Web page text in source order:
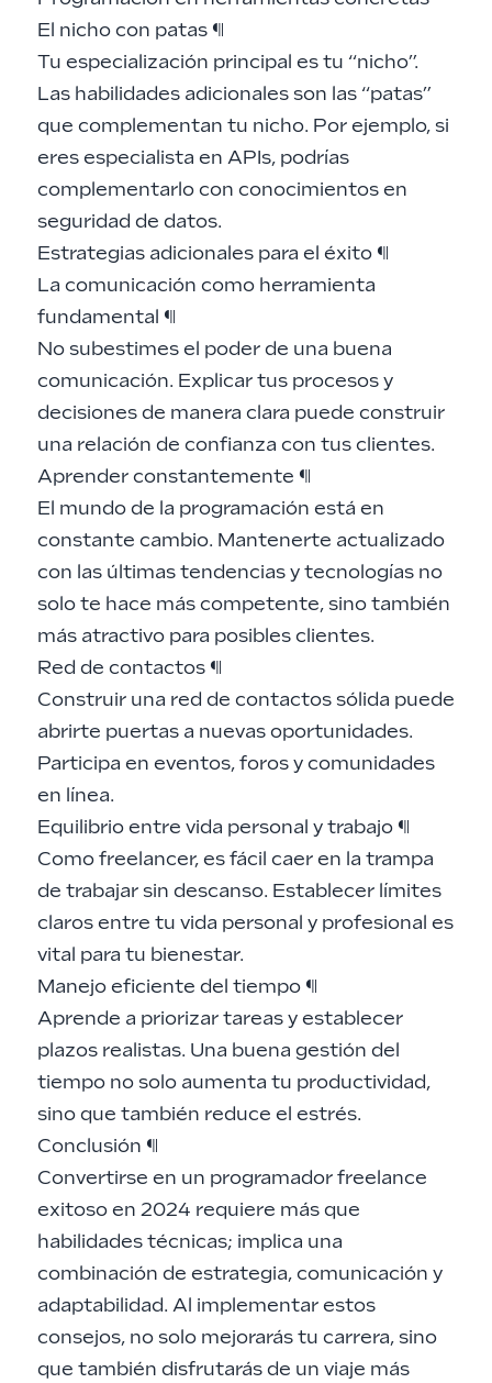
El nicho con patas ¶
Tu especialización principal es tu “nicho”.
Las habilidades adicionales son las “patas”
que complementan tu nicho. Por ejemplo, si
eres especialista en APIs, podrías
complementarlo con conocimientos en
seguridad de datos.
Estrategias adicionales para el éxito ¶
La comunicación como herramienta
fundamental ¶
No subestimes el poder de una buena
comunicación. Explicar tus procesos y
decisiones de manera clara puede construir
una relación de confianza con tus clientes.
Aprender constantemente ¶
El mundo de la programación está en
constante cambio. Mantenerte actualizado
con las últimas tendencias y tecnologías no
solo te hace más competente, sino también
más atractivo para posibles clientes.
Red de contactos ¶
Construir una red de contactos sólida puede
abrirte puertas a nuevas oportunidades.
Participa en eventos, foros y comunidades
en línea.
Equilibrio entre vida personal y trabajo ¶
Como freelancer, es fácil caer en la trampa
de trabajar sin descanso. Establecer límites
claros entre tu vida personal y profesional es
vital para tu bienestar.
Manejo eficiente del tiempo ¶
Aprende a priorizar tareas y establecer
plazos realistas. Una buena gestión del
tiempo no solo aumenta tu productividad,
sino que también reduce el estrés.
Conclusión ¶
Convertirse en un programador freelance
exitoso en 2024 requiere más que
habilidades técnicas; implica una
combinación de estrategia, comunicación y
adaptabilidad. Al implementar estos
consejos, no solo mejorarás tu carrera, sino
que también disfrutarás de un viaje más